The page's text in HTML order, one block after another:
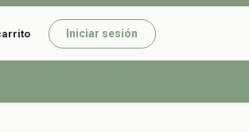
Iniciar sesión